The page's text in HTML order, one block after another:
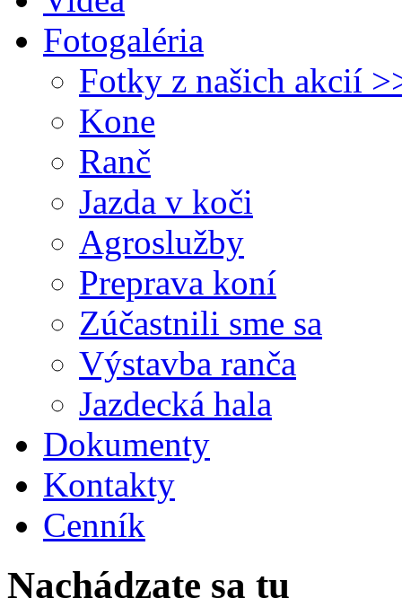
Fotogaléria
Fotky z našich akcií
Kone
Ranč
Jazda v koči
Agroslužby
Preprava koní
Zúčastnili sme sa
Výstavba ranča
Jazdecká hala
Dokumenty
Kontakty
Cenník
Nachádzate sa tu